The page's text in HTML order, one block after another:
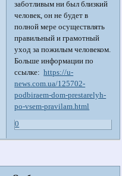
заботливым ни был близкий
человек, он не будет в
полной мере осуществлять
правильный и грамотный
уход за пожилым человеком.
Больше информации по
ссылке:https://u-
news.com.ua/125702-
podbiraem-dom-prestarelyh-
po-vsem-pravilam.html
0